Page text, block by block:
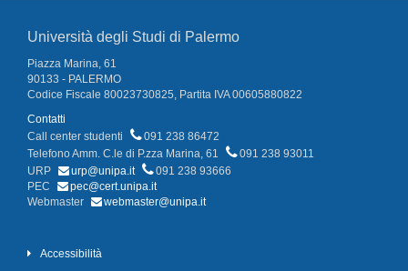
Università degli Studi di Palermo
Piazza Marina, 61
90133 - PALERMO
Codice Fiscale 80023730825, Partita IVA 00605880822
Contatti
Call center studenti
091 238 86472
Telefono Amm. C.le di P.zza Marina, 61
091 238 93011
URP
urp@unipa.it
091 238 93666
PEC
pec@cert.unipa.it
Webmaster
webmaster@unipa.it
Accessibilità